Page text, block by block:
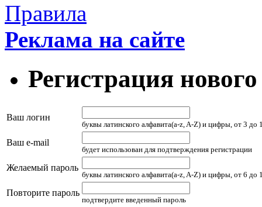
Правила
Реклама на сайте
Регистрация
Ваш логин
буквы латинского алфавита(a-z, A-Z) и цифры, от 3 до
Ваш e-mail
будет использован для подтверждения регистрации
Желаемый пароль
буквы латинского алфавита(a-z, A-Z) и цифры, от 6 до
Повторите пароль
подтвердите введенный пароль